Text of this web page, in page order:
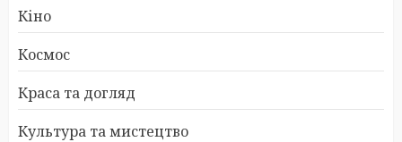
Кіно
Космос
Краса та догляд
Культура та мистецтво